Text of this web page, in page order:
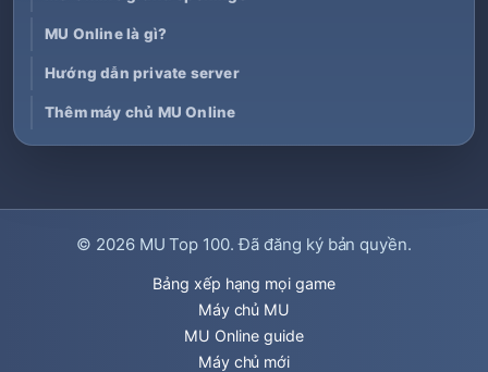
MU Online là gì?
Hướng dẫn private server
Thêm máy chủ MU Online
© 2026 MU Top 100. Đã đăng ký bản quyền.
Bảng xếp hạng mọi game
Máy chủ MU
MU Online guide
Máy chủ mới